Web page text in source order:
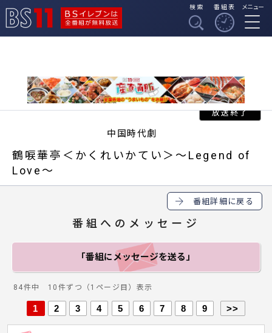
BSイレブンは全番組
検索 番組表 メニュー
中国時代劇
鶴唳華亭＜かくれいかてい＞～Legend of
Love～
番組詳細に戻る
番組へのメッセージ
「番組にメッセージを送る」
84件中 10件ずつ（1ページ目）表示
1 2 3 4 5 6 7 8 9 >>